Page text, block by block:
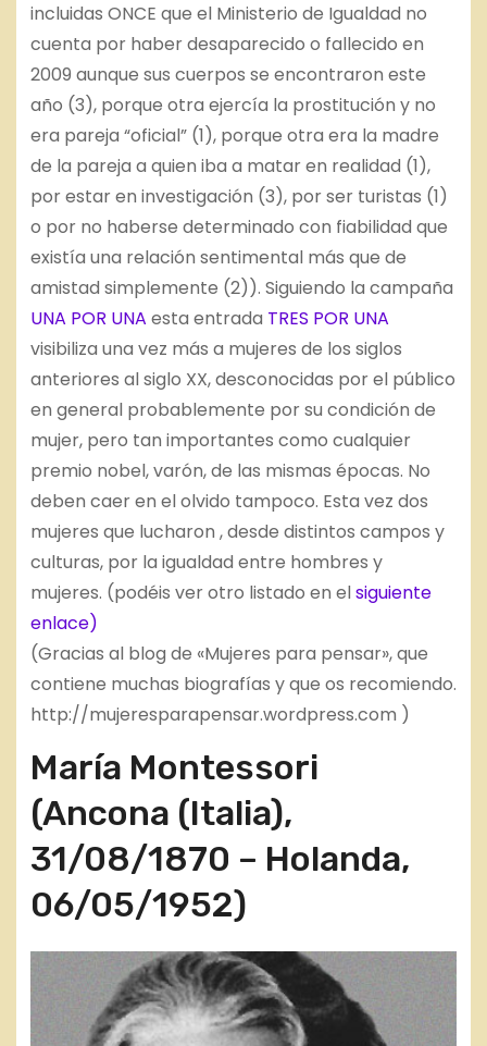
incluidas ONCE que el Ministerio de Igualdad no
cuenta por haber desaparecido o fallecido en
2009 aunque sus cuerpos se encontraron este
año (3), porque otra ejercía la prostitución y no
era pareja “oficial” (1), porque otra era la madre
de la pareja a quien iba a matar en realidad (1),
por estar en investigación (3), por ser turistas (1)
o por no haberse determinado con fiabilidad que
existía una relación sentimental más que de
amistad simplemente (2)). Siguiendo la campaña
UNA POR UNA esta entrada TRES POR UNA
visibiliza una vez más a mujeres de los siglos
anteriores al siglo XX, desconocidas por el público
en general probablemente por su condición de
mujer, pero tan importantes como cualquier
premio nobel, varón, de las mismas épocas. No
deben caer en el olvido tampoco. Esta vez dos
mujeres que lucharon , desde distintos campos y
culturas, por la igualdad entre hombres y
mujeres. (podéis ver otro listado en elsiguiente
enlace)
(Gracias al blog de «Mujeres para pensar», que
contiene muchas biografías y que os recomiendo.
http://mujeresparapensar.wordpress.com )
María Montessori
(Ancona (Italia),
31/08/1870 – Holanda,
06/05/1952)